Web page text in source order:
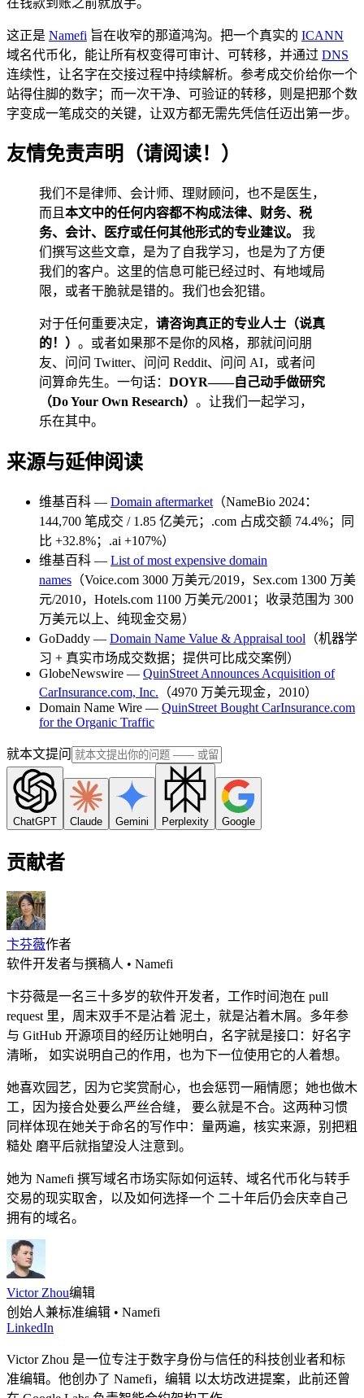
这正是 Namefi 旨在收窄的那道鸿沟。把一个真实的 ICANN
域名代币化，能让所有权变得可审计、可转移，并通过 DNS
连续性，让名字在交接过程中持续解析。参考成交价给你一个
站得住脚的数字；而一次干净、可验证的转移，则是把那个数
字变成一笔成交的关键，让双方都无需先凭信任迈出第一步。
友情免责声明（请阅读！）
我们不是律师、会计师、理财顾问，也不是医生，
而且 本文中的任何内容都不构成法律、财务、税
务、会计、医疗或任何其他形式的专业建议。
我
们撰写这些文章，是为了自我学习，也是为了方便
我们的客户。这里的信息可能已经过时、有地域局
限，或者干脆就是错的。我们也会犯错。
对于任何重要决定， 请咨询真正的专业人士（说真
的！） 。或者如果那不是你的风格，那就问问朋
友、问问 Twitter、问问 Reddit、问问 AI，或者问
问算命先生。一句话： DOYR——自己动手做研究
（Do Your Own Research） 。让我们一起学习，
乐在其中。
来源与延伸阅读
维基百科 — Domain aftermarket （NameBio 2024：
144,700 笔成交 / 1.85 亿美元；.com 占成交额 74.4%；同
比 +32.8%；.ai +107%）
维基百科 — List of most expensive domain
names （Voice.com 3000 万美元/2019，Sex.com 1300 万美
元/2010，Hotels.com 1100 万美元/2001；收录范围为 300
万美元以上、纯现金交易）
GoDaddy — Domain Name Value & Appraisal tool （机器学
习 + 真实市场成交数据；提供可比成交案例）
GlobeNewswire — QuinStreet Announces Acquisition of
CarInsurance.com, Inc. （4970 万美元现金，2010）
Domain Name Wire — QuinStreet Bought CarInsurance.com
for the Organic Traffic
就本文提问
ChatGPT Claude Gemini Perplexity Google
贡献者
卞芬薇作者
软件开发者与撰稿人 • Namefi
卞芬薇是一名三十多岁的软件开发者，工作时间泡在 pull
request 里，周末双手不是沾着 泥土，就是沾着木屑。多年参
与 GitHub 开源项目的经历让她明白，名字就是接口：好名字
清晰， 如实说明自己的作用，也为下一位使用它的人着想。
她喜欢园艺，因为它奖赏耐心，也会惩罚一厢情愿；她也做木
工，因为接合处要么严丝合缝， 要么就是不合。这两种习惯
同样体现在她关于命名的写作中：量两遍，核实来源，别把粗
糙处 磨平后就指望没人注意到。
她为 Namefi 撰写域名市场实际如何运转、域名代币化与转手
交易的现实取舍，以及如何选择一个 二十年后仍会庆幸自己
拥有的域名。
Victor Zhou编辑
创始人兼标准编辑 • Namefi
LinkedIn
Victor Zhou 是一位专注于数字身份与信任的科技创业者和标
准编辑。他创办了 Namefi，编辑 以太坊改进提案，此前还曾